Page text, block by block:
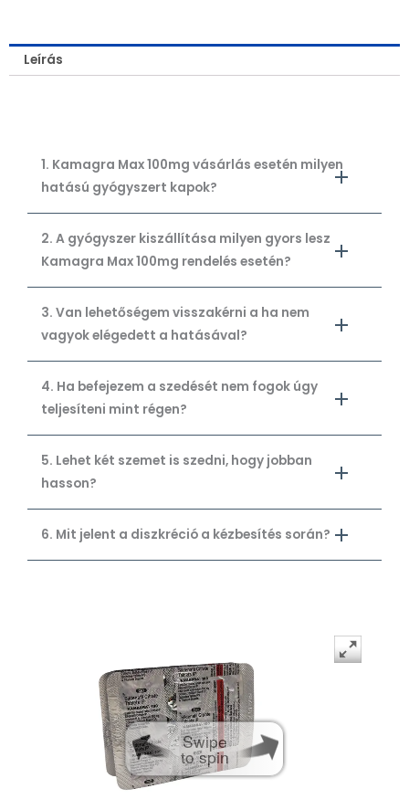
Leírás
1. Kamagra Max 100mg vásárlás esetén milyen
hatású gyógyszert kapok?
2. A gyógyszer kiszállítása milyen gyors lesz
Kamagra Max 100mg rendelés esetén?
3. Van lehetőségem visszakérni a ha nem
vagyok elégedett a hatásával?
4. Ha befejezem a szedését nem fogok úgy
teljesíteni mint régen?
5. Lehet két szemet is szedni, hogy jobban
hasson?
6. Mit jelent a diszkréció a kézbesítés során?
Swipe
to spin